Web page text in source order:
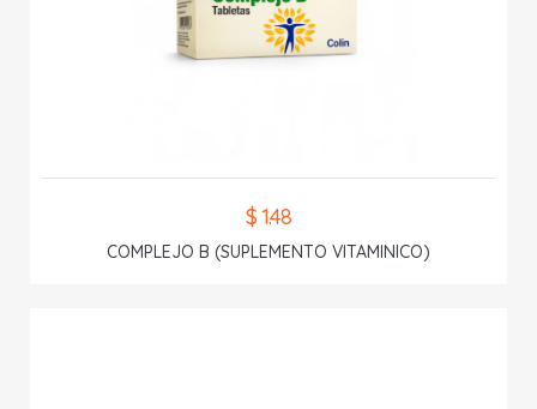
$ 1.48
COMPLEJO B (SUPLEMENTO VITAMINICO)